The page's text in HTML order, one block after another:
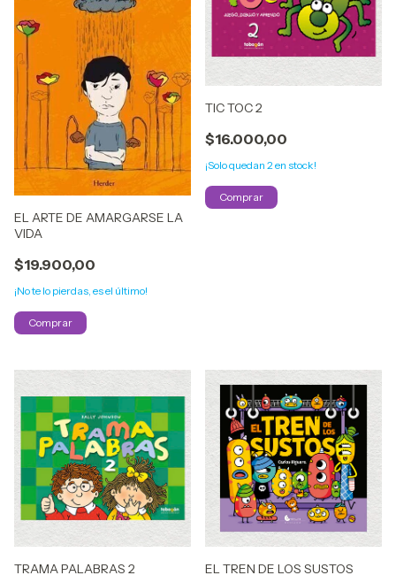
EL ARTE DE AMARGARSE LA
VIDA
$19.900,00
¡No te lo pierdas, es el último!
TIC TOC 2
$16.000,00
¡Solo quedan 2en stock!
TRAMA PALABRAS 2 EL TREN DE LOS SUSTOS